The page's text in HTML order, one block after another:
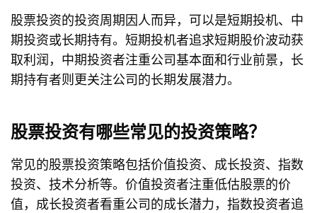
股票投资的投资周期因人而异，可以是短期投机、中
期投资或长期持有。短期投机者追求短期股价波动获
取利润，中期投资者注重公司基本面和行业前景，长
期持有者则更关注公司的长期发展潜力。
股票投资有哪些常见的投资策略？
常见的股票投资策略包括价值投资、成长投资、指数
投资、技术分析等。价值投资者注重低估股票的价
值，成长投资者看重公司的成长潜力，指数投资者追